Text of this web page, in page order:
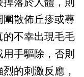
散佈丘疹或蕁
的不幸出現毛毛
手驅除，否則
的刺激反應，